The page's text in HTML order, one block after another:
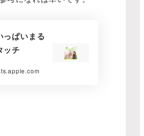
っぱいまる
ッチ